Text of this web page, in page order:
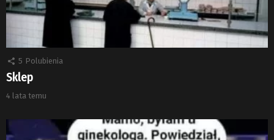
5 Polubienia
Sklep
4 lata temu